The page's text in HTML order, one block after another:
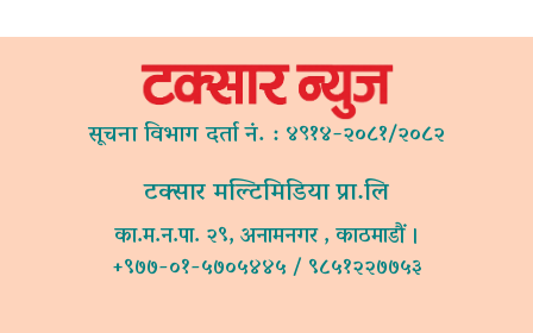
सूचना विभाग दर्ता नं. : ४९१४-२०८१/२०८२
टक्सार मल्टिमिडिया प्रा.लि
का.म.न.पा. २९, अनामनगर , काठमाडौं ।
+९७७-०१-५७०५४४५ / ९८५१२२७७५३